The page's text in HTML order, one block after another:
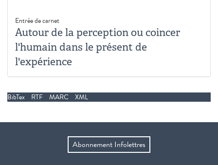
Entrée de carnet
Autour de la perception ou coincer
l'humain dans le présent de
l'expérience
BibTex RTF MARC XML
Abonnement Infolettres